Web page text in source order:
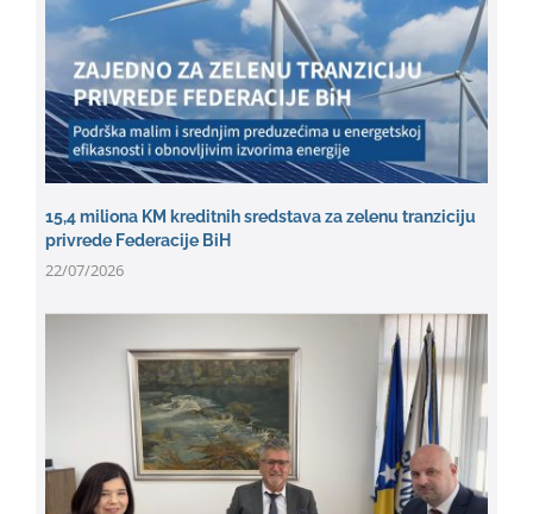
15,4 miliona KM kreditnih sredstava za zelenu tranziciju
privrede Federacije BiH
22/07/2026